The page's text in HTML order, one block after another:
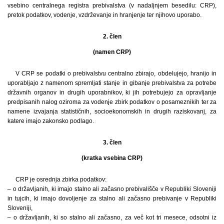
vsebino centralnega registra prebivalstva (v nadaljnjem besedilu: CRP),
pretok podatkov, vodenje, vzdrževanje in hranjenje ter njihovo uporabo.
2. člen
(namen CRP)
V CRP se podatki o prebivalstvu centralno zbirajo, obdelujejo, hranijo in
uporabljajo z namenom spremljati stanje in gibanje prebivalstva za potrebe
državnih organov in drugih uporabnikov, ki jih potrebujejo za opravljanje
predpisanih nalog oziroma za vodenje zbirk podatkov o posameznikih ter za
namene izvajanja statističnih, socioekonomskih in drugih raziskovanj, za
katere imajo zakonsko podlago.
3. člen
(kratka vsebina CRP)
CRP je osrednja zbirka podatkov:
– o državljanih, ki imajo stalno ali začasno prebivališče v Republiki Sloveniji
in tujcih, ki imajo dovoljenje za stalno ali začasno prebivanje v Republiki
Sloveniji,
– o državljanih, ki so stalno ali začasno, za več kot tri mesece, odsotni iz